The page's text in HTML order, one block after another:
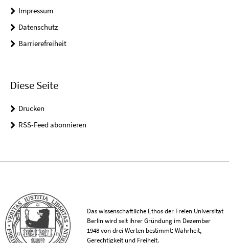
Impressum
Datenschutz
Barrierefreiheit
Diese Seite
Drucken
RSS-Feed abonnieren
Das wissenschaftliche Ethos der Freien Universität
Berlin wird seit ihrer Gründung im Dezember
1948 von drei Werten bestimmt: Wahrheit,
Gerechtigkeit und Freiheit.